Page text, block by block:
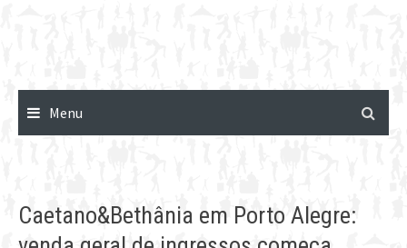
Menu
Caetano&Bethânia em Porto Alegre: